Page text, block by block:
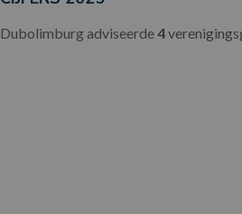
Dubolimburg adviseerde4